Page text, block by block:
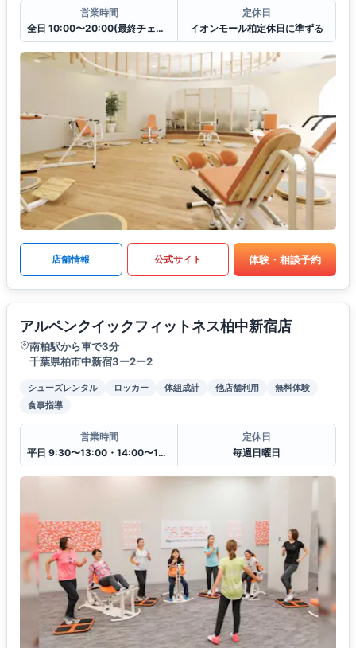
営業時間
全日 10:00〜20:00(最終チェックイン19:30)
定休日
イオンモール柏定休日に準ずる
店舗情報 公式サイト 体験・相談予約
アルペンクイックフィットネス柏中新宿店
南柏駅から車で3分
千葉県柏市中新宿3ー2ー2
シューズレンタル ロッカー 体組成計 他店舗利用
無料体験
食事指導
営業時間
平日 9:30〜13:00・14:00〜19:30
定休日
毎週日曜日